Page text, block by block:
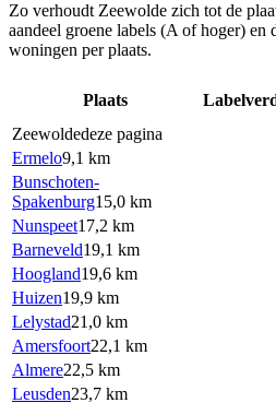
Zo verhoudt Zeewolde zich tot de
aandeel groene labels (A of hoger) en
woningen per plaats.
Plaats
Zeewoldedeze pagina
Ermelo9,1 km
Bunschoten-
Spakenburg15,0 km
Nunspeet17,2 km
Barneveld19,1 km
Hoogland19,6 km
Huizen19,9 km
Lelystad21,0 km
Amersfoort22,1 km
Almere22,5 km
Leusden23,7 km